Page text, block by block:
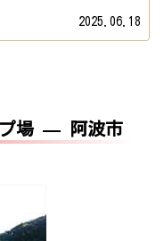
2025.06.18
プ場 — 阿波市